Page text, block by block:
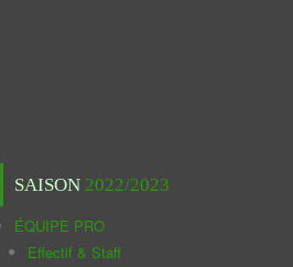
SAISON 2022/2023
ÉQUIPE PRO
Effectif & Staff